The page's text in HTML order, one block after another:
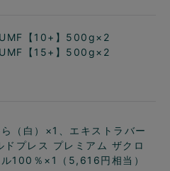
UMF【10+】500g×2
UMF【15+】500g×2
（白）×1、エキストラバー
ドプレス プレミアム ザクロ
100％×1（5,616円相当）